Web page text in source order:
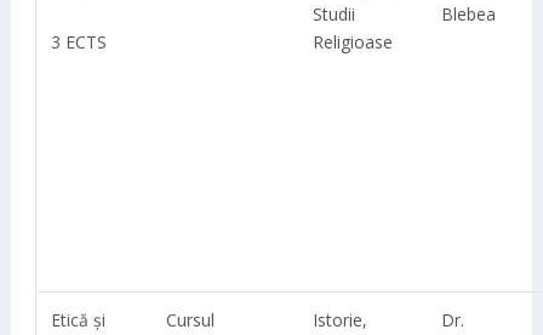
3 ECTS
Studii
Religioase
Blebea
Etică și
Cursul
Istorie,
Dr.